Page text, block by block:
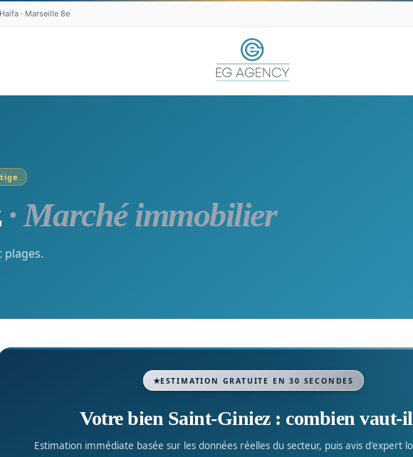
· Marseille 8e
· Marché immobilier
plages.
ESTIMATION GRATUITE EN 30 SECONDES
Votre bien Saint-Giniez : combien vaut-
Estimation immédiate basée sur les données réelles du secteur, puis avis d'expert